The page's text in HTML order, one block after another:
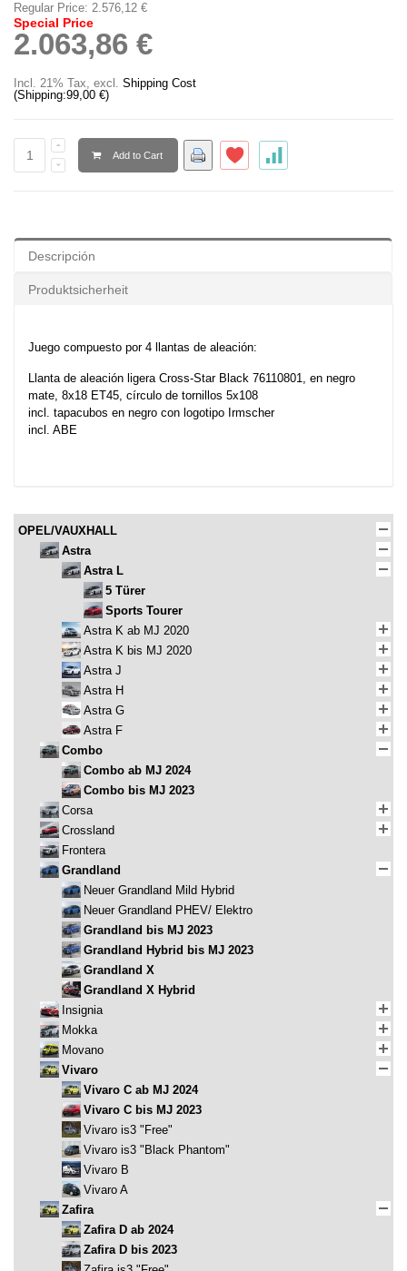
Regular Price: 2.576,12 €
Special Price
2.063,86 €
Incl. 21% Tax, excl. Shipping Cost
(Shipping:99,00 €)
Add to Cart
Descripción
Produktsicherheit
Juego compuesto por 4 llantas de aleación:
Llanta de aleación ligera Cross-Star Black 76110801, en negro
mate, 8x18 ET45, círculo de tornillos 5x108
incl. tapacubos en negro con logotipo Irmscher
incl. ABE
OPEL/VAUXHALL
Astra
Astra L
5 Türer
Sports Tourer
Astra K ab MJ 2020
Astra K bis MJ 2020
Astra J
Astra H
Astra G
Astra F
Combo
Combo ab MJ 2024
Combo bis MJ 2023
Corsa
Crossland
Frontera
Grandland
Neuer Grandland Mild Hybrid
Neuer Grandland PHEV/ Elektro
Grandland bis MJ 2023
Grandland Hybrid bis MJ 2023
Grandland X
Grandland X Hybrid
Insignia
Mokka
Movano
Vivaro
Vivaro C ab MJ 2024
Vivaro C bis MJ 2023
Vivaro is3 "Free"
Vivaro is3 "Black Phantom"
Vivaro B
Vivaro A
Zafira
Zafira D ab 2024
Zafira D bis 2023